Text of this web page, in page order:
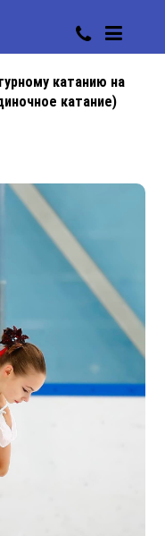
катанию на
катание)